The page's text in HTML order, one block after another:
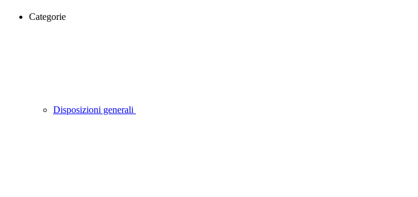
Categorie
Disposizioni generali